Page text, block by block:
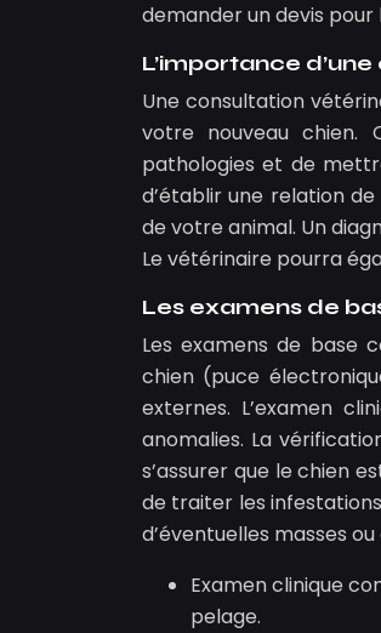
demander un devis
L’importance
Une consultation
votre nouveau chien.
pathologies et de
d’établir une relation
de votre animal. Un
Le vétérinaire pourra
Les examens de
Les examens de base
chien (puce
externes. L’examen
anomalies. La
s’assurer que le chien
de traiter les
d’éventuelles masses
Examen clinique
pelage.